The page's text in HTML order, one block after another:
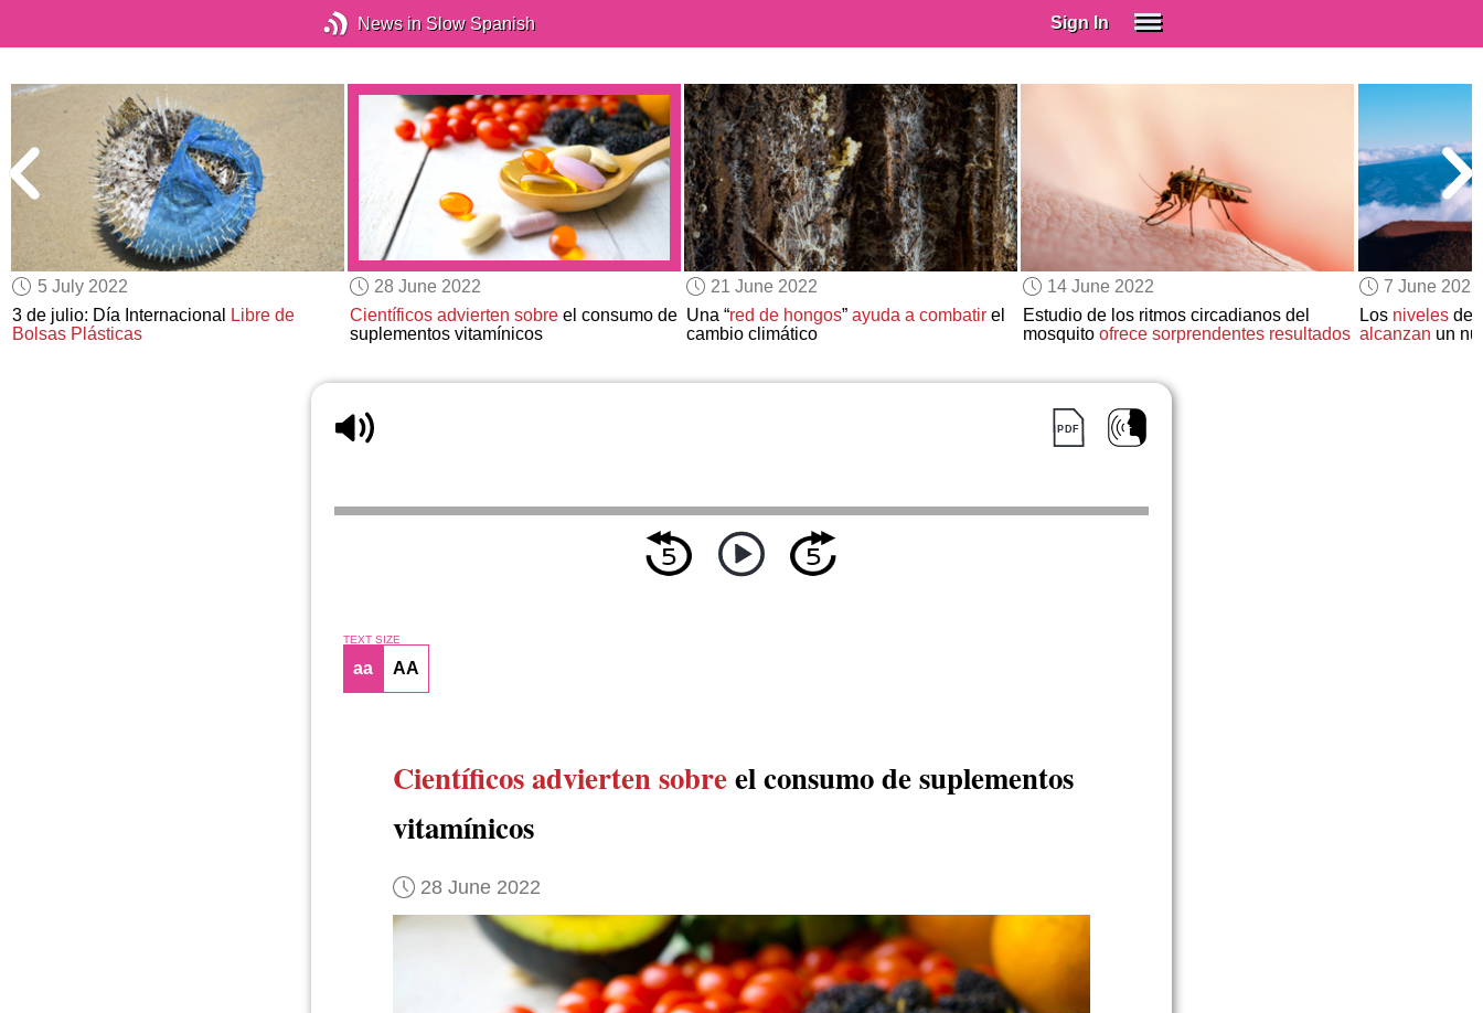
News in Slow Spanish Sign In
SUBSCRIBE
EDUCATIONAL LICENSES
GIFT CARDS
OTHER LANGUAGES
ABOUT US
5 July 2022
3 de julio: Día Internacional Libre de
Bolsas Plásticas
28 June 2022
Científicos advierten sobreel consumo de
suplementos vitamínicos
21 June 2022
Una “red de hongos” ayuda a combatirel
cambio climático
14 June 2022
Estudio de los ritmos circadianos del
mosquito ofrece sorprendentes resultados
7 June 2022
Los niveles de
alcanzan un
TEXT SIZE
aa AA
Científicos advierten sobreel consumo de suplementos
vitamínicos
28 June 2022